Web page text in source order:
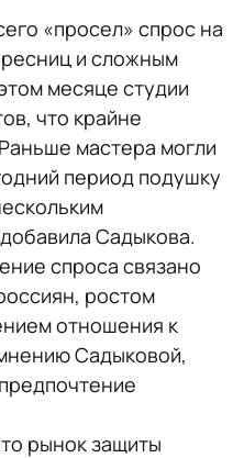
«просел» спрос на
и сложным
месяце студии
что крайне
мастера могли
период подушку
Садыкова.
спроса связано
ростом
отношения к
Садыковой,
рынок защиты